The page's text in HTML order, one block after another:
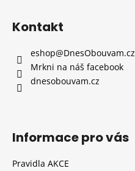
Kontakt
eshop@DnesObouvam.cz
Mrkni na náš facebook
dnesobouvam.cz
Informace pro vás
Pravidla AKCE